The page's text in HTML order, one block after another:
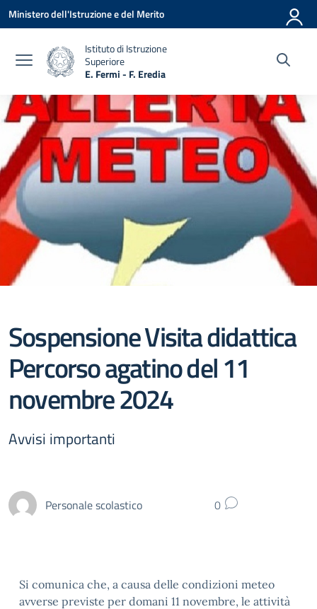
Vai ai contenuti
Vai al menu di navigazione
Vai al footer
Ministero dell'Istruzione e del Merito
Istituto di Istruzione
Superiore
E. Fermi - F. Eredia
Sospensione Visita didattica
Percorso agatino del 11
novembre 2024
Avvisi importanti
Personale scolastico 0
Si comunica che, a causa delle condizioni meteo
avverse previste per domani 11 novembre, le attività